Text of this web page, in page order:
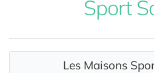
Sport
Les Maisons